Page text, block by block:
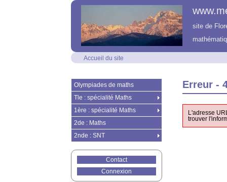
site de
Accueil du site
Erreur -
L'adresse
trouver
Olympiades de maths
Tle : spécialité Maths
1ère : spécialité Maths
2de : Maths
2nde : SNT
Contact
Connexion